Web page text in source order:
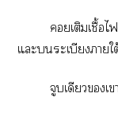
เติมเชื้อไ
แะระเบียงา
จูบเดียวเ